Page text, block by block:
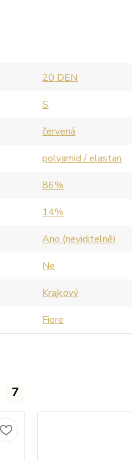
20 DEN
S
červená
polyamid / elastan
86%
14%
Ano (neviditelně)
Ne
Krajkový
Fiore
7